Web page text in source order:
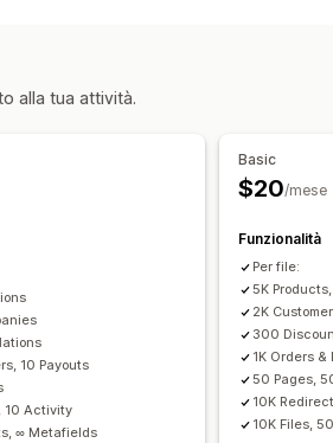
di CSV
Migrazione dei dati
Importazione programmata
dimensioni
Collezioni
Scorte
Cambio di piattaforma
alla tua attività.
10 Payouts
10 Activity
∞ Metafields
Basic
$20/mese
Funzionalità
Per file:
5K
2K
300
1K Orders
50 Pages,
10K
10K Files,